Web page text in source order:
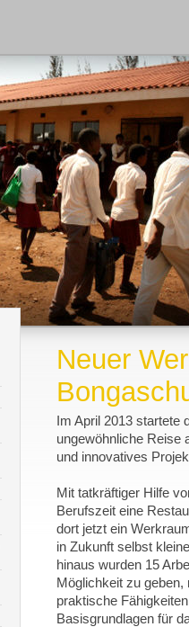
Neuer
Im April 2013
ungewöhnliche Reise
und innovatives
Mit tatkräftiger Hilfe
Berufszeit eine
dort jetzt ein
in Zukunft selbst
hinaus wurden 15
Möglichkeit zu
praktische
Basisgrundlagen für